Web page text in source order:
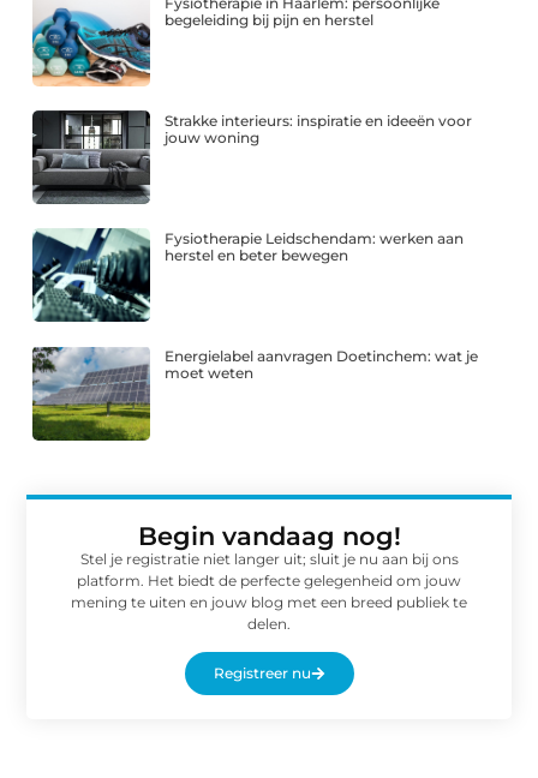
begeleiding bij pijn en herstel
Strakke interieurs: inspiratie en ideeën voor
jouw woning
Fysiotherapie Leidschendam: werken aan
herstel en beter bewegen
Energielabel aanvragen Doetinchem: wat je
moet weten
Begin vandaag nog!
Stel je registratie niet langer uit; sluit je nu aan bij ons
platform. Het biedt de perfecte gelegenheid om jouw
mening te uiten en jouw blog met een breed publiek te
delen.
Registreer nu